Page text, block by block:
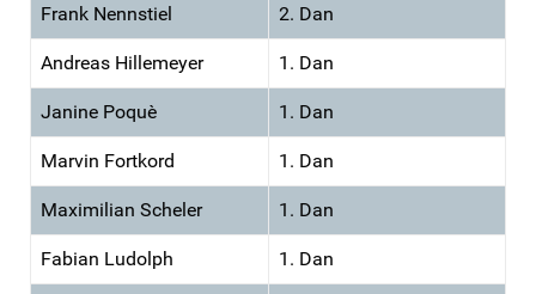
Frank Nennstiel 2. Dan
Andreas Hillemeyer 1. Dan
Janine Poquè 1. Dan
Marvin Fortkord 1. Dan
Maximilian Scheler 1. Dan
Fabian Ludolph 1. Dan